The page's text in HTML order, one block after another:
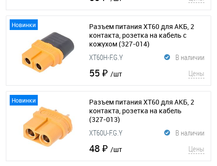
Новинки
Разъем питания XT60 для АКБ, 2
контакта, розетка на кабель с
кожухом (327-014)
В наличии
XT60H-F.G.Y
55 ₽ /шт Цены
Новинки
Разъем питания XT60 для АКБ, 2
контакта, розетка на кабель
(327-013)
В наличии
XT60U-F.G.Y
48 ₽ /шт Цены